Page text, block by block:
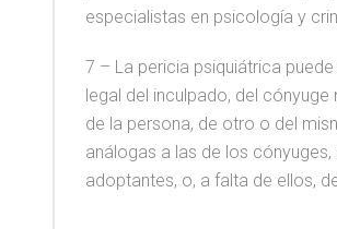
especialistas en psicología y
7 – La pericia psiquiátrica
legal del inculpado, del
de la persona, de otro o del
análogas a las de los
adoptantes, o, a falta de ellos,